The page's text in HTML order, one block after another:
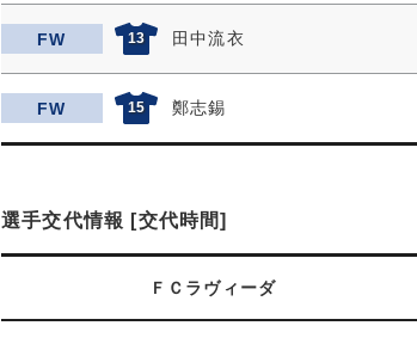
FW 13 田中流衣
FW 15 鄭志錫
選手交代情報 [交代時間]
ＦＣラヴィーダ